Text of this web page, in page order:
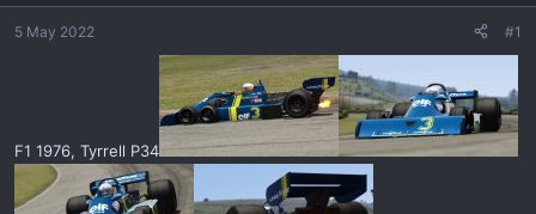
ó
5 May 2022 #1
F1 1976, Tyrrell P34